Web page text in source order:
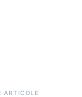
ARTICOLE